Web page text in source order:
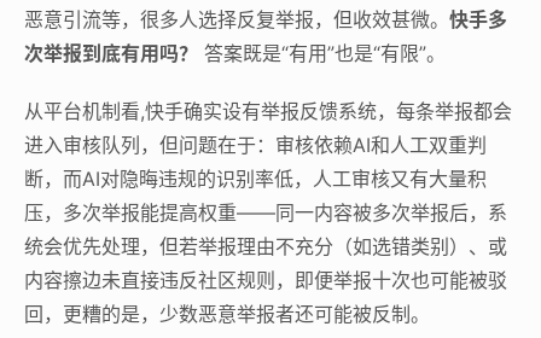
恶意引流等，很多人选择反复举报，但收效甚微。 快手多
次举报到底有用吗？
答案既是“有用”也是“有限”。
从平台机制看,快手确实设有举报反馈系统，每条举报都会
进入审核队列，但问题在于：审核依赖AI和人工双重判
断，而AI对隐晦违规的识别率低，人工审核又有大量积
压，多次举报能提高权重——同一内容被多次举报后，系
统会优先处理，但若举报理由不充分（如选错类别）、或
内容擦边未直接违反社区规则，即便举报十次也可能被驳
回，更糟的是，少数恶意举报者还可能被反制。